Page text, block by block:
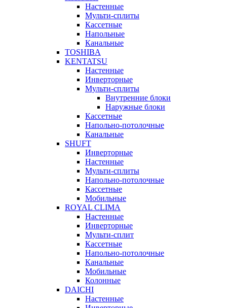
Настенные
Мульти-сплиты
Кассетные
Напольные
Канальные
TOSHIBA
KENTATSU
Настенные
Инверторные
Мульти-сплиты
Внутренние блоки
Наружные блоки
Кассетные
Напольно-потолочные
Канальные
SHUFT
Инверторные
Настенные
Мульти-сплиты
Напольно-потолочные
Кассетные
Мобильные
ROYAL CLIMA
Настенные
Инверторные
Мульти-сплит
Кассетные
Напольно-потолочные
Канальные
Мобильные
Колонные
DAICHI
Настенные